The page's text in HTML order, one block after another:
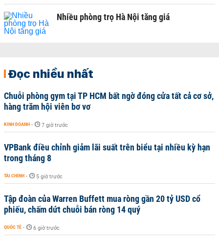
Nhiều phòng trọ Hà Nội tăng giá
Đọc nhiều nhất
Chuỗi phòng gym tại TP HCM bất ngờ đóng cửa tất cả cơ sở,
hàng trăm hội viên bơ vơ
KINH DOANH - 7 giờ trước
VPBank điều chỉnh giảm lãi suất trên biểu tại nhiều kỳ hạn
trong tháng 8
TÀI CHÍNH - 5 giờ trước
Tập đoàn của Warren Buffett mua ròng gần 20 tỷ USD cổ
phiếu, chấm dứt chuỗi bán ròng 14 quý
QUỐC TẾ - 6 giờ trước